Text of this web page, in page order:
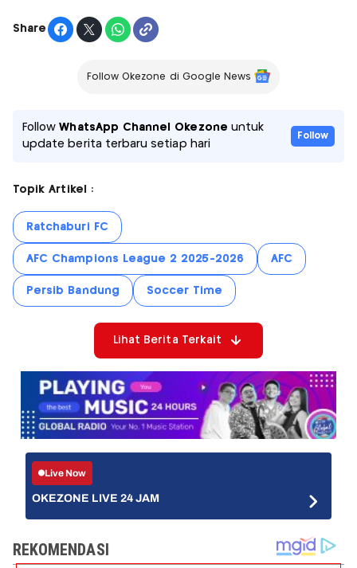
Share
Follow Okezone di Google News
FollowWhatsApp Channel Okezone untuk
update berita terbaru setiap hari
Follow
Topik Artikel :
Ratchaburi FC
AFC Champions League 2 2025-2026 AFC
Persib Bandung Soccer Time
Lihat Berita Terkait
Live Now
OKEZONE LIVE 24 JAM